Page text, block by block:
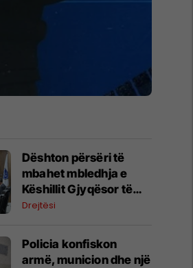
​Dështon përsëri të
mbahet mbledhja e
Këshillit Gjyqësor të
Kosovës
Drejtësi
Policia konfiskon
armë, municion dhe një